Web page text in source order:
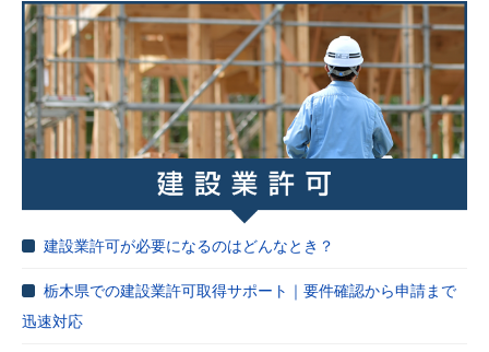
建設業許可が必要になるのはどんなとき？
栃木県での建設業許可取得サポート｜要件確認から申請まで
迅速対応